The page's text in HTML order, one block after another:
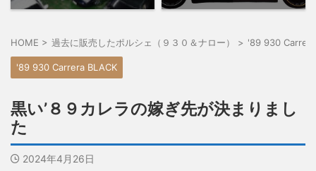
HOME > 過去に販売したポルシェ（９３０＆ナロー） > '89 930
'89 930 Carrera BLACK
黒い’８９カレラの嫁ぎ先が決まりまし
た
2024年4月26日